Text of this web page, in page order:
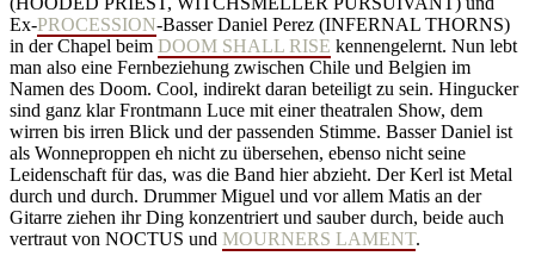
Ex-PROCESSION-Basser Daniel Perez (INFERNAL THORNS)
in der Chapel beim DOOM SHALL RISE kennengelernt. Nun lebt
man also eine Fernbeziehung zwischen Chile und Belgien im
Namen des Doom. Cool, indirekt daran beteiligt zu sein. Hingucker
sind ganz klar Frontmann Luce mit einer theatralen Show, dem
wirren bis irren Blick und der passenden Stimme. Basser Daniel ist
als Wonneproppen eh nicht zu übersehen, ebenso nicht seine
Leidenschaft für das, was die Band hier abzieht. Der Kerl ist Metal
durch und durch. Drummer Miguel und vor allem Matis an der
Gitarre ziehen ihr Ding konzentriert und sauber durch, beide auch
vertraut von NOCTUS und MOURNERS LAMENT.